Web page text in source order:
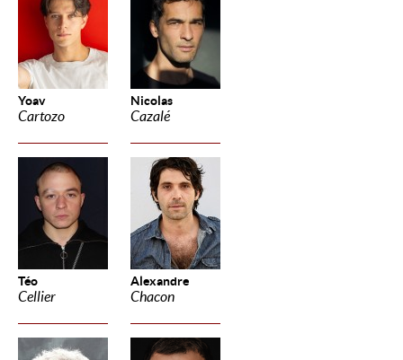
Yoav
Cartozo
Nicolas
Cazalé
Téo
Cellier
Alexandre
Chacon